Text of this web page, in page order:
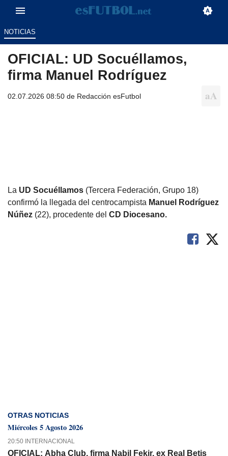
NOTICIAS
OFICIAL: UD Socuéllamos,
firma Manuel Rodríguez
02.07.2026 08:50 de Redacción esFutbol
La UD Socuéllamos (Tercera Federación, Grupo 18)
confirmó la llegada del centrocampista Manuel Rodríguez
Núñez (22), procedente del CD Diocesano.
OTRAS NOTICIAS
Miércoles 5 Agosto 2026
20:50 INTERNACIONAL
OFICIAL: Abha Club, firma Nabil Fekir, ex Real Betis